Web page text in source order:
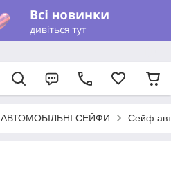
АВТОМОБІЛЬНІ СЕЙФИ Сейф